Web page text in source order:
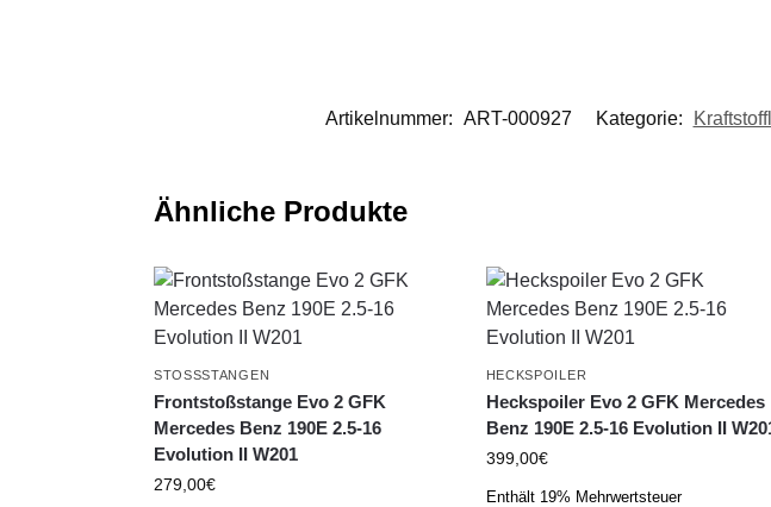
Artikelnummer: ART-000927 Kategorie:
Ähnliche Produkte
STOSSSTANGEN
Frontstoßstange Evo 2 GFK
Mercedes Benz 190E 2.5-16
Evolution II W201
279,00€
HECKSPOILER
Heckspoiler Evo 2 GFK Mercedes
Benz 190E 2.5-16 Evolution II
399,00€
Enthält 19% Mehrwertsteuer